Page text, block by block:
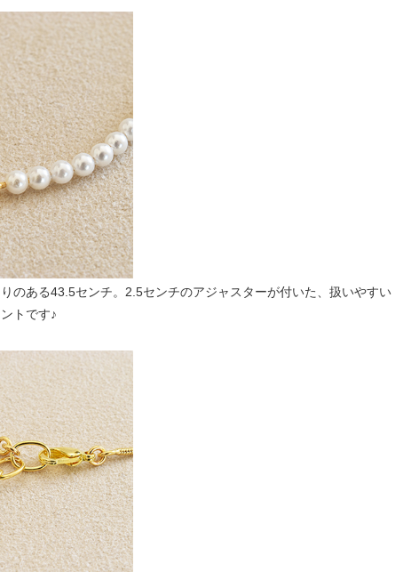
のある43.5センチ。2.5センチのアジャスターが付いた、扱いやすい
トです♪